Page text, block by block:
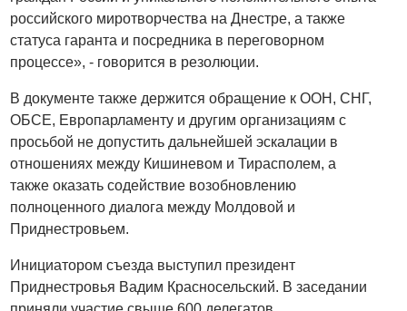
российского миротворчества на Днестре, а также
статуса гаранта и посредника в переговорном
процессе», - говорится в резолюции.
В документе также держится обращение к ООН, СНГ,
ОБСЕ, Европарламенту и другим организациям с
просьбой не допустить дальнейшей эскалации в
отношениях между Кишиневом и Тирасполем, а
также оказать содействие возобновлению
полноценного диалога между Молдовой и
Приднестровьем.
Инициатором съезда выступил президент
Приднестровья Вадим Красносельский. В заседании